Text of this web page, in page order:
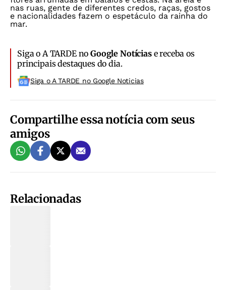
nas ruas, gente de diferentes credos, raças, gostos
e nacionalidades fazem o espetáculo da rainha do
mar.
Siga o A TARDE noGoogle Notíciase receba os
principais destaques do dia.
Siga o A TARDE no Google Noticias
Compartilhe essa notícia com seus
amigos
Relacionadas